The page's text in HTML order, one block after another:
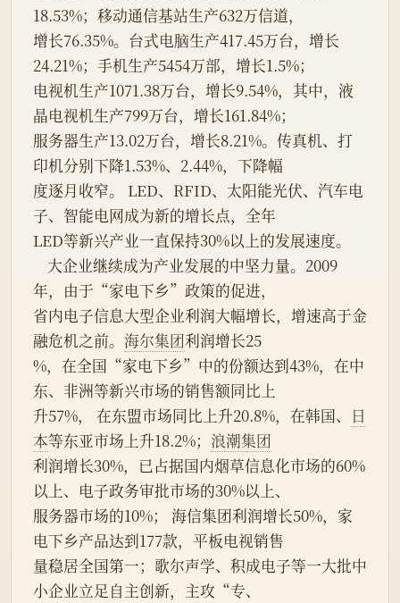
18.53%；移动通信基站生产632万信道，
增长76.35%。台式电脑生产417.45万台，增长
24.21%；手机生产5454万部，增长1.5%；
电视机生产1071.38万台，增长9.54%，其中，液
晶电视机生产799万台，增长161.84%；
服务器生产13.02万台，增长8.21%。传真机、打
印机分别下降1.53%、2.44%，下降幅
度逐月收窄。 LED、RFID、太阳能光伏、汽车电
子、智能电网成为新的增长点，全年
LED等新兴产业一直保持30%以上的发展速度。
年，由于“家电下乡”政策的促进，
省内电子信息大型企业利润大幅增长，增速高于金
融危机之前。 海尔集团利润增长25
%，在全国“家电下乡”中的份额达到43%，在中
东、非洲等新兴市场的销售额同比上
升57%， 在东盟市场同比上升20.8%，在韩国、
日
本等东亚市场上升18.2%； 浪潮集团
利润增长30%，已占据国内烟草信息化市场的60%
以上、电子政务审批市场的30%以上、
服务器市场的10%； 海信集团利润增长50%，家
电下乡产品达到177款，平板电视销售
量稳居全国第一；歌尔声学、积成电子等一大批中
小企业立足自主创新，主攻“专、